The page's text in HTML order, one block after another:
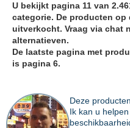
U bekijkt pagina 11 van
categorie. De producten op
uitverkocht. Vraag via chat
alternatieven.
De laatste pagina met
is pagina 6.
Deze
Ik kan u